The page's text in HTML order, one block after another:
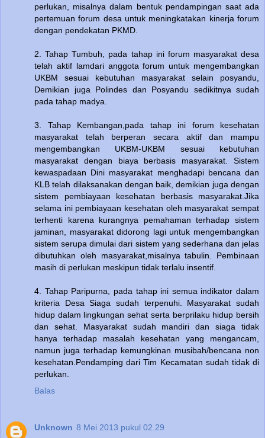
perlukan, misalnya dalam bentuk pendampingan saat ada
pertemuan forum desa untuk meningkatakan kinerja forum
dengan pendekatan PKMD.
2. Tahap Tumbuh, pada tahap ini forum masyarakat desa
telah aktif lamdari anggota forum untuk mengembangkan
UKBM sesuai kebutuhan masyarakat selain posyandu,
Demikian juga Polindes dan Posyandu sedikitnya sudah
pada tahap madya.
3. Tahap Kembangan,pada tahap ini forum kesehatan
masyarakat telah berperan secara aktif dan mampu
mengembangkan UKBM-UKBM sesuai kebutuhan
masyarakat dengan biaya berbasis masyarakat. Sistem
kewaspadaan Dini masyarakat menghadapi bencana dan
KLB telah dilaksanakan dengan baik, demikian juga dengan
sistem pembiayaan kesehatan berbasis masyarakat.Jika
selama ini pembiayaan kesehatan oleh masyarakat sempat
terhenti karena kurangnya pemahaman terhadap sistem
jaminan, masyarakat didorong lagi untuk mengembangkan
sistem serupa dimulai dari sistem yang sederhana dan jelas
dibutuhkan oleh masyarakat,misalnya tabulin. Pembinaan
masih di perlukan meskipun tidak terlalu insentif.
4. Tahap Paripurna, pada tahap ini semua indikator dalam
kriteria Desa Siaga sudah terpenuhi. Masyarakat sudah
hidup dalam lingkungan sehat serta berprilaku hidup bersih
dan sehat. Masyarakat sudah mandiri dan siaga tidak
hanya terhadap masalah kesehatan yang mengancam,
namun juga terhadap kemungkinan musibah/bencana non
kesehatan.Pendamping dari Tim Kecamatan sudah tidak di
perlukan.
Balas
Unknown 8 Mei 2013 pukul 02.29